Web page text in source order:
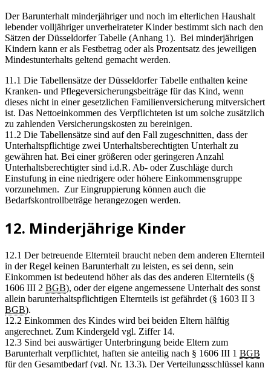
Der Barunterhalt minderjähriger und noch im elterlichen Haushalt
lebender volljähriger unverheirateter Kinder bestimmt sich nach den
Sätzen der Düsseldorfer Tabelle (Anhang 1). Bei minderjährigen
Kindern kann er als Festbetrag oder als Prozentsatz des jeweiligen
Mindestunterhalts geltend gemacht werden.
11.1 Die Tabellensätze der Düsseldorfer Tabelle enthalten keine
Kranken- und Pflegeversicherungsbeiträge für das Kind, wenn
dieses nicht in einer gesetzlichen Familienversicherung mitversichert
ist. Das Nettoeinkommen des Verpflichteten ist um solche zusätzlich
zu zahlenden Versicherungskosten zu bereinigen.
11.2 Die Tabellensätze sind auf den Fall zugeschnitten, dass der
Unterhaltspflichtige zwei Unterhaltsberechtigten Unterhalt zu
gewähren hat. Bei einer größeren oder geringeren Anzahl
Unterhaltsberechtigter sind i.d.R. Ab- oder Zuschläge durch
Einstufung in eine niedrigere oder höhere Einkommensgruppe
vorzunehmen. Zur Eingruppierung können auch die
Bedarfskontrollbeträge herangezogen werden.
12. Minderjährige Kinder
12.1 Der betreuende Elternteil braucht neben dem anderen Elternteil
in der Regel keinen Barunterhalt zu leisten, es sei denn, sein
Einkommen ist bedeutend höher als das des anderen Elternteils (§
1606 III 2 BGB), oder der eigene angemessene Unterhalt des sonst
allein barunterhaltspflichtigen Elternteils ist gefährdet (§ 1603 II 3
BGB).
12.2 Einkommen des Kindes wird bei beiden Eltern hälftig
angerechnet. Zum Kindergeld vgl. Ziffer 14.
12.3 Sind bei auswärtiger Unterbringung beide Eltern zum
Barunterhalt verpflichtet, haften sie anteilig nach § 1606 III 1 BGB
für den Gesamtbedarf (vgl. Nr. 13.3). Der Verteilungsschlüssel kann